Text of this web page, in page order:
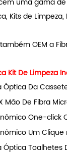
Kits de
OEM a
Kit De Limpeza
Óptica Da
Mão De Fibra
One-click
Um
Óptica Toalhetes